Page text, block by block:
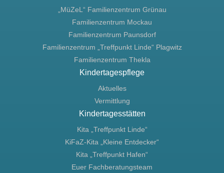
„MüZeL“ Familienzentrum Grünau
Familienzentrum Mockau
Familienzentrum Paunsdorf
Familienzentrum „Treffpunkt Linde“ Plagwitz
Familienzentrum Thekla
Kindertagespflege
Aktuelles
Vermittlung
Kindertagesstätten
Kita „Treffpunkt Linde“
KiFaZ-Kita „Kleine Entdecker“
Kita „Treffpunkt Hafen“
Euer Fachberatungsteam